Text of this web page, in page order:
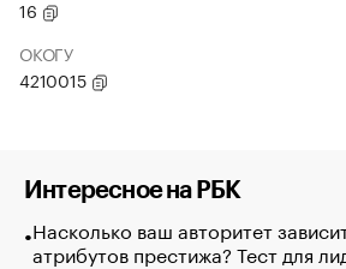
16
ОКОГУ
4210015
Интересное на РБК
Насколько ваш авторитет
атрибутов престижа? Тест для